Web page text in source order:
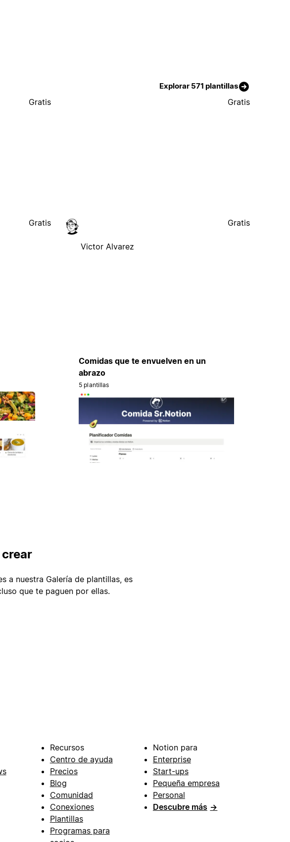
Explorar 571 plantillas
Gratis Gratis
Gratis
Victor Alvarez
Gratis
Comidas que te envuelven en un
abrazo
5 plantillas
a nuestra Galería de plantillas, es
que te paguen por ellas.
Recursos
Centro de ayuda
Precios
Blog
Comunidad
Conexiones
Plantillas
Programas para
Notion para
Enterprise
Start-ups
Pequeña empresa
Personal
Descubre más →